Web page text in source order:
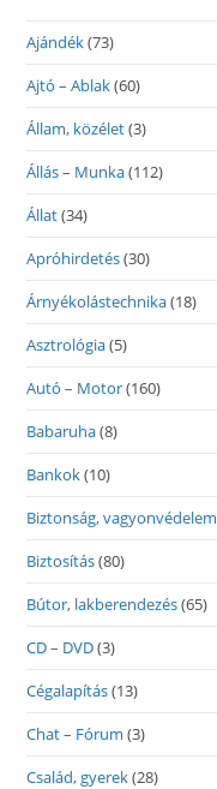
Ajándék(73)
Ajtó – Ablak(60)
Állam, közélet(3)
Állás – Munka(112)
Állat(34)
Apróhirdetés(30)
Árnyékolástechnika(18)
Asztrológia(5)
Autó – Motor(160)
Babaruha(8)
Bankok(10)
Biztonság, vagyonvédelem
Biztosítás(80)
Bútor, lakberendezés(65)
CD – DVD(3)
Cégalapítás(13)
Chat – Fórum (3)
Család, gyerek(28)